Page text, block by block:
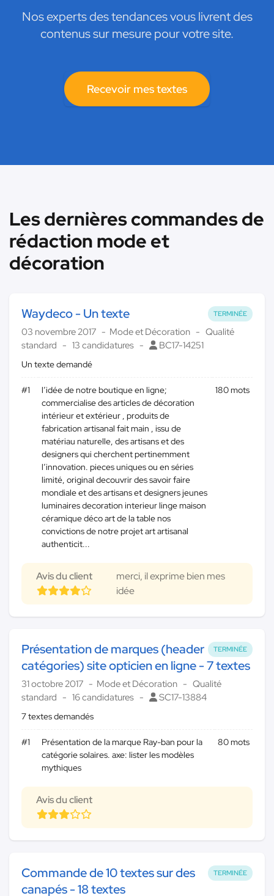
Nos experts des tendances vous livrent des
contenus sur mesure pour votre site.
Recevoir mes textes
Les dernières commandes de
rédaction mode et
décoration
TERMINÉE
Waydeco - Un texte
03 novembre 2017 Mode et Décoration
Qualité
standard
13 candidatures BC17-14251
Un texte demandé
#1
l’idée de notre boutique en ligne;
commercialise des articles de décoration
intérieur et extérieur , produits de
fabrication artisanal fait main , issu de
matériau naturelle, des artisans et des
designers qui cherchent pertinemment
l’innovation. pieces uniques ou en séries
limité, original decouvrir des savoir faire
mondiale et des artisans et designers jeunes
luminaires decoration interieur linge maison
céramique déco art de la table nos
convictions de notre projet art artisanal
authenticit...
180 mots
Avis du client
merci, il exprime bien mes
idée
TERMINÉE
Présentation de marques (header
catégories) site opticien en ligne - 7 textes
31 octobre 2017 Mode et Décoration
Qualité
standard
16 candidatures SC17-13884
7 textes demandés
#1
Présentation de la marque Ray-ban pour la
catégorie solaires. axe: lister les modèles
mythiques
80 mots
Avis du client
TERMINÉE
Commande de 10 textes sur des
canapés - 18 textes